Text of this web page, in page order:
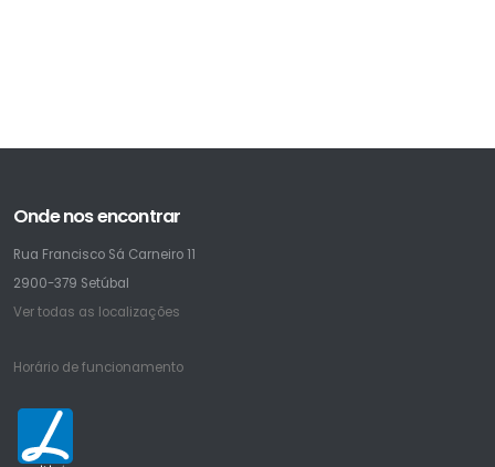
Onde nos encontrar
Rua Francisco Sá Carneiro 11
2900-379 Setúbal
Ver todas as localizações
Horário de funcionamento